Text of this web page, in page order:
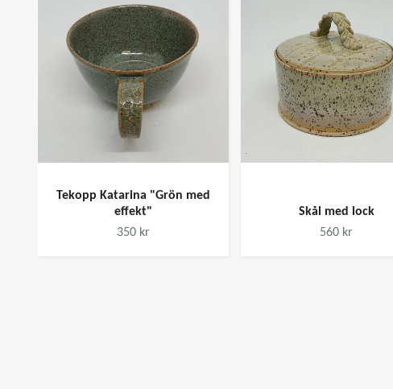
Tekopp Katarina "Grön med
effekt"
350 kr
Skål med lock
560 kr